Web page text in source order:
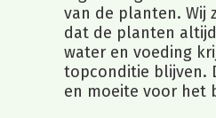
van de planten. Wij
dat de planten
water en voeding
topconditie blijven.
en moeite voor het